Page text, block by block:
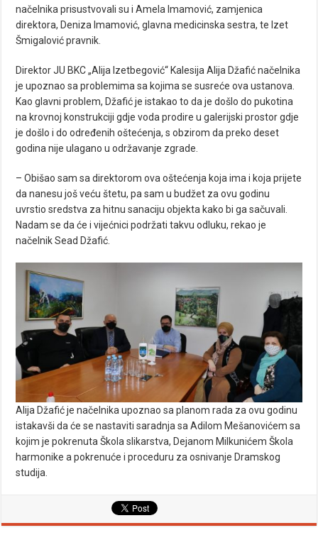
načelnika prisustvovali su i Amela Imamović, zamjenica
direktora, Deniza Imamović, glavna medicinska sestra, te Izet
Šmigalović pravnik.
Direktor JU BKC „Alija Izetbegović“ Kalesija Alija Džafić načelnika
je upoznao sa problemima sa kojima se susreće ova ustanova.
Kao glavni problem, Džafić je istakao to da je došlo do pukotina
na krovnoj konstrukciji gdje voda prodire u galerijski prostor gdje
je došlo i do određenih oštećenja, s obzirom da preko deset
godina nije ulagano u održavanje zgrade.
– Obišao sam sa direktorom ova oštećenja koja ima i koja prijete
da nanesu još veću štetu, pa sam u budžet za ovu godinu
uvrstio sredstva za hitnu sanaciju objekta kako bi ga sačuvali.
Nadam se da će i vijećnici podržati takvu odluku, rekao je
načelnik Sead Džafić.
Alija Džafić je načelnika upoznao sa planom rada za ovu godinu
istakavši da će se nastaviti saradnja sa Adilom Mešanovićem sa
kojim je pokrenuta Škola slikarstva, Dejanom Milkunićem Škola
harmonike a pokrenuće i proceduru za osnivanje Dramskog
studija.